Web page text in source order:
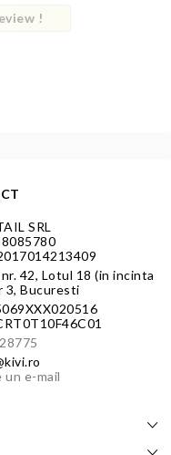
!
SRL
42, Lotul 18 (in incinta
3, Bucuresti
un e-mail